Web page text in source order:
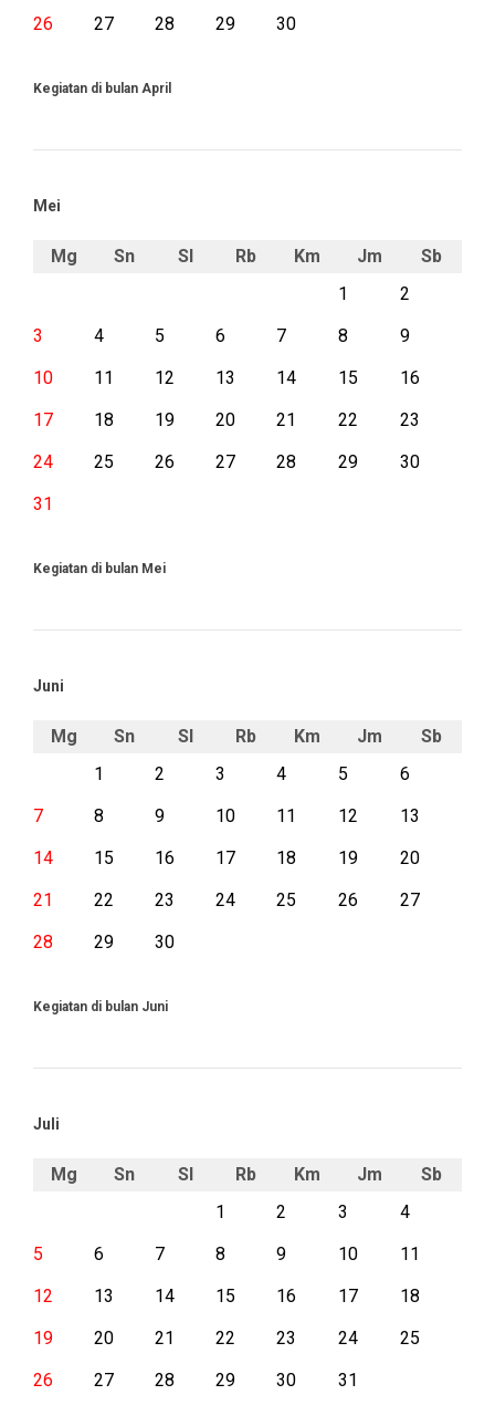
26
27 28 29 30
Kegiatan di bulan April
Mei
Mg Sn Sl Rb Km Jm
Sb
1
2
3
4 5 6 7 8
9
10
11 12 13 14 15
16
17
18 19 20 21 22
23
24
25 26 27 28 29
30
31
Kegiatan di bulan Mei
Juni
Mg Sn Sl Rb Km Jm
Sb
1
2 3 4 5
6
7
8 9 10 11 12
13
14
15 16 17 18 19
20
21
22 23 24 25 26
27
28
29 30
Kegiatan di bulan Juni
Juli
Mg Sn Sl Rb Km Jm
Sb
1
2 3
4
5
6 7 8 9 10
11
12
13 14 15 16 17
18
19
20 21 22 23 24
25
26
27 28 29 30 31